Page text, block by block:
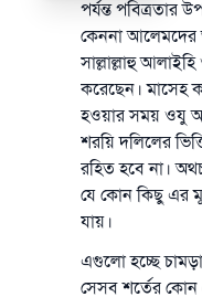
পর্যন্ত পবিত্রতার
কেননা আলেমদের
সাল্লাল্লাহু
করেছেন। মাসেহ
হওয়ার সময় ওযু
শরয়ি দলিলের
রহিত হবে না।
যে কোন কিছু এর
যায়।
এগুলো হচ্ছে
সেসব শর্তের